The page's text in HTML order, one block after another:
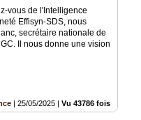
vous de l'Intelligence
Effisyn-SDS, nous
secrétaire nationale de
Il nous donne une vision
25/05/2025 Vu 43786 fois